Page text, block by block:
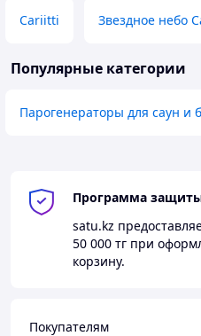
Cariitti Звездное небо
Популярные категории
Парогенераторы для саун и
Программа
satu.kz
50 000 тг при
корзину.
Покупателям